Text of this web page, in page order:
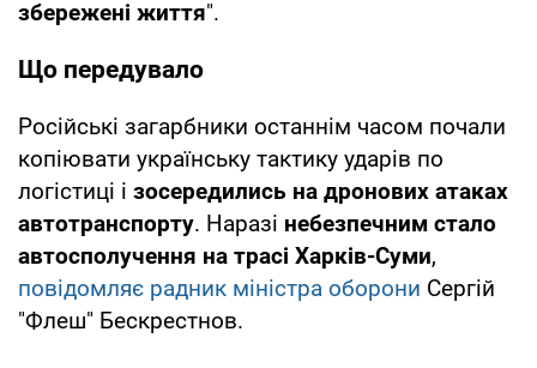
збережені життя".
Що передувало
Російські загарбники останнім часом почали
копіювати українську тактику ударів по
логістиці і зосередились на дронових атаках
автотранспорту. Наразі небезпечним стало
автосполучення на трасі Харків-Суми,
повідомляє радник міністра оборони Сергій
"Флеш" Бескрестнов.